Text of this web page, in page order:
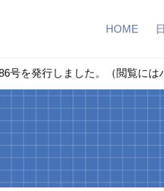
HOME
号を発行しました。（閲覧には